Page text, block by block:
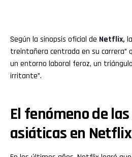
Según la sinopsis oficial de Netflix,
treintañera centrada en su carrera”
un entorno laboral feroz, un
irritante”.
El fenómeno de
asiáticas en Netflix